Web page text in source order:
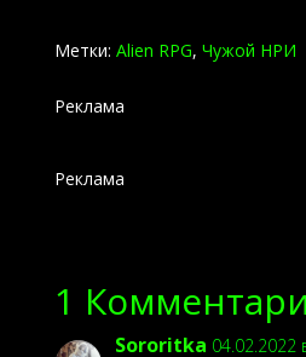
Метки: Alien RPG, Чужой НРИ
Реклама
Реклама
1
Sororitka 04.02.2022